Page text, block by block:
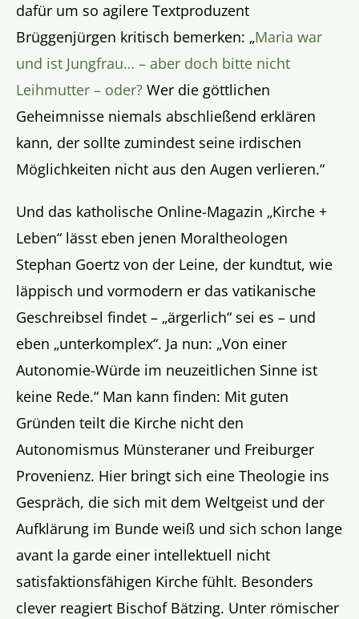
dafür um so agilere Textproduzent
Brüggenjürgen kritisch bemerken: „Maria war
und ist Jungfrau… – aber doch bitte nicht
Leihmutter – oder? Wer die göttlichen
Geheimnisse niemals abschließend erklären
kann, der sollte zumindest seine irdischen
Möglichkeiten nicht aus den Augen verlieren.“
Und das katholische Online-Magazin „Kirche +
Leben“ lässt eben jenen Moraltheologen
Stephan Goertz von der Leine, der kundtut, wie
läppisch und vormodern er das vatikanische
Geschreibsel findet – „ärgerlich“ sei es – und
eben „unterkomplex“. Ja nun: „Von einer
Autonomie-Würde im neuzeitlichen Sinne ist
keine Rede.“ Man kann finden: Mit guten
Gründen teilt die Kirche nicht den
Autonomismus Münsteraner und Freiburger
Provenienz. Hier bringt sich eine Theologie ins
Gespräch, die sich mit dem Weltgeist und der
Aufklärung im Bunde weiß und sich schon lange
avant la garde einer intellektuell nicht
satisfaktionsfähigen Kirche fühlt. Besonders
clever reagiert Bischof Bätzing. Unter römischer